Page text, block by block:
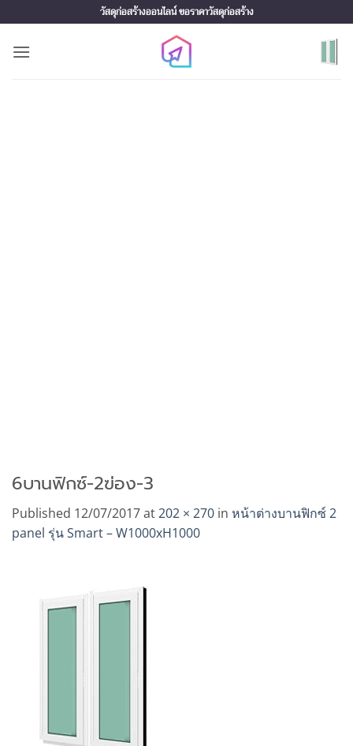
to
content
วัสดุก่อสร้างออนไลน์ ขอราคาวัสดุก่อสร้าง
6บานฟิกซ์-2ฃ่อง-3
Published 12/07/2017at202 × 270 in หน้าต่างบานฟิกซ์ 2
panel รุ่น Smart – W1000xH1000